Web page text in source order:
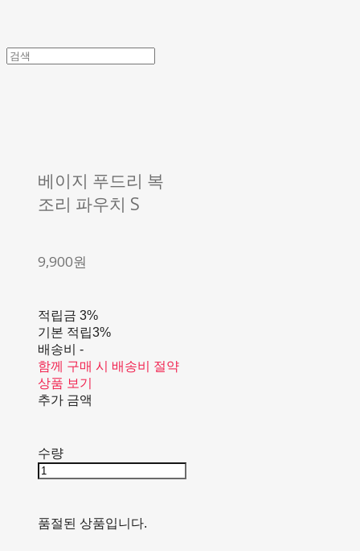
베이지 푸드리 복
조리 파우치 S
9,900원
적립금 3%
기본 적립3%
배송비 -
함께 구매 시 배송비 절약
상품 보기
추가 금액
수량
품절된 상품입니다.